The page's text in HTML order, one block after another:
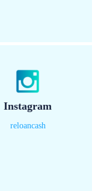
Instagram
reloancash